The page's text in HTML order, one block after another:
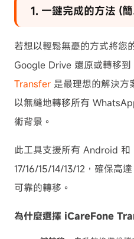
1. 一鍵完成的方法 (
若想以輕鬆無憂的方式將您
Google Drive 還原或轉移到
Transfer 是最理想的解決方
以無縫地轉移所有
術背景。
此工具支援所有 Android
17/16/15/14/13/12，確保高
可靠的轉移。
為什麼選擇 iCareFone